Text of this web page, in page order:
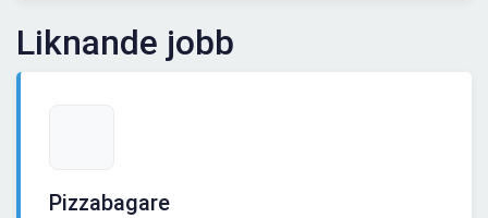
Liknande jobb
Pizzabagare